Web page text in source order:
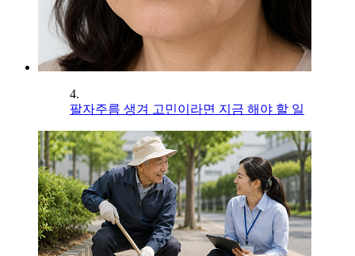
4.
팔자주름 생겨 고민이라면 지금 해야 할 일